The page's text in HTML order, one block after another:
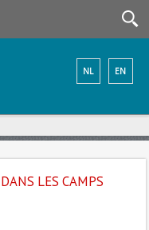
EN
NL
LES CAMPS